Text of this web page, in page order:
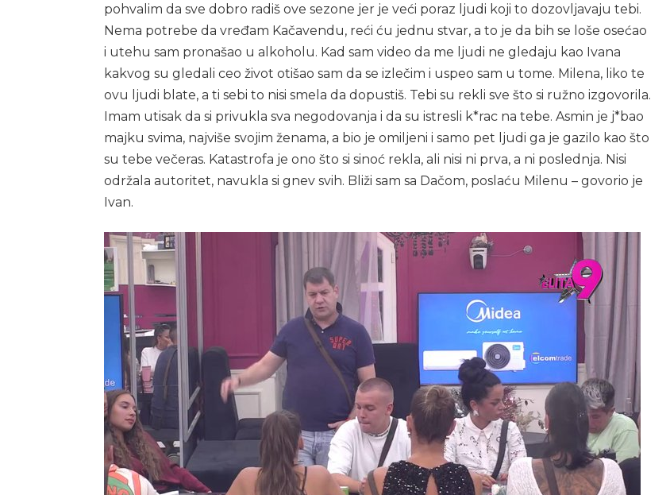
pohvalim da sve dobro radiš ove sezone jer je veći poraz ljudi koji to dozovljavaju tebi.
Nema potrebe da vređam Kačavendu, reći ću jednu stvar, a to je da bih se loše osećao
i utehu sam pronašao u alkoholu. Kad sam video da me ljudi ne gledaju kao Ivana
kakvog su gledali ceo život otišao sam da se izlečim i uspeo sam u tome. Milena, liko te
ovu ljudi blate, a ti sebi to nisi smela da dopustiš. Tebi su rekli sve što si ružno izgovorila.
Imam utisak da si privukla sva negodovanja i da su istresli k*rac na tebe. Asmin je j*bao
majku svima, najviše svojim ženama, a bio je omiljeni i samo pet ljudi ga je gazilo kao što
su tebe večeras. Katastrofa je ono što si sinoć rekla, ali nisi ni prva, a ni poslednja. Nisi
održala autoritet, navukla si gnev svih. Bliži sam sa Dačom, poslaću Milenu – govorio je
Ivan.